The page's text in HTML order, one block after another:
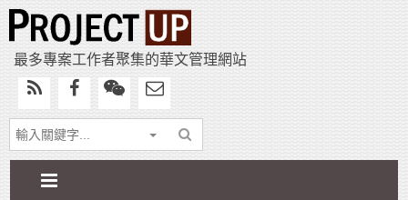
最多專案工作者聚集的華文管理網站